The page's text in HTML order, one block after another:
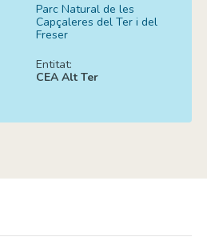
Parc Natural de les
Capçaleres del Ter i del
Freser
Entitat:
CEA Alt Ter